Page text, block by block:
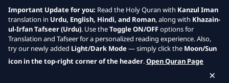
Skip
Important Update for you: Read the Holy Quran with Kanzul Iman
translation in Urdu, English, Hindi, and Roman, along with Khazain-
ul-Irfan Tafseer (Urdu). Use theToggle ON/OFFoptions for
Translation and Tafseer for a personalized reading experience. Also,
try our newly added Light/Dark Mode— simply click the Moon/Sun
icon in the top-right corner of the header.Open Quran Page
×